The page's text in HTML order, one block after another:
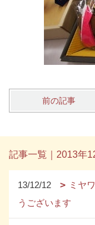
前の記事
記事一覧｜2013年
13/12/12
ミヤ
うございます